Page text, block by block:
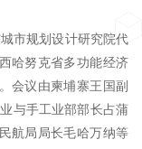
市规划设计研究院代
哈努克省多功能经济
会议由柬埔寨王国副
与手工业部部长占蒲
航局局长毛哈万纳等